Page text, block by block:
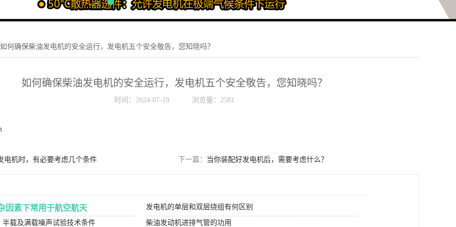
何确保柴油发电机的安全运行，发电机五个安全敬告，您知晓吗？
如何确保柴油发电机的安全运行，发电机五个安全敬告，您知晓吗？
时间：2024-07-19 浏览量：2581
电机时，有必要考虑几个条件 下一篇： 当你装配好发电机后，需要考虑什么？
因素下常用于航空航天 发电机的单层和双层绕组有何区别
载及满载噪声试验技术条件 柴油发动机进排气管的功用